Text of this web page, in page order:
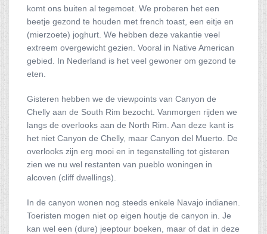
komt ons buiten al tegemoet. We proberen het een
beetje gezond te houden met french toast, een eitje en
(mierzoete) joghurt. We hebben deze vakantie veel
extreem overgewicht gezien. Vooral in Native American
gebied. In Nederland is het veel gewoner om gezond te
eten.
Gisteren hebben we de viewpoints van Canyon de
Chelly aan de South Rim bezocht. Vanmorgen rijden we
langs de overlooks aan de North Rim. Aan deze kant is
het niet Canyon de Chelly, maar Canyon del Muerto. De
overlooks zijn erg mooi en in tegenstelling tot gisteren
zien we nu wel restanten van pueblo woningen in
alcoven (cliff dwellings).
In de canyon wonen nog steeds enkele Navajo indianen.
Toeristen mogen niet op eigen houtje de canyon in. Je
kan wel een (dure) jeeptour boeken, maar of dat in deze